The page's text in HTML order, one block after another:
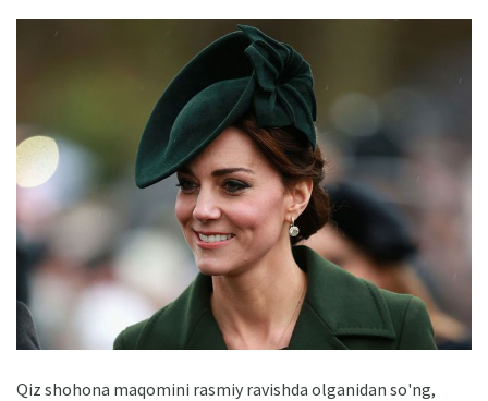
Qiz shohona maqomini rasmiy ravishda olganidan so'ng,